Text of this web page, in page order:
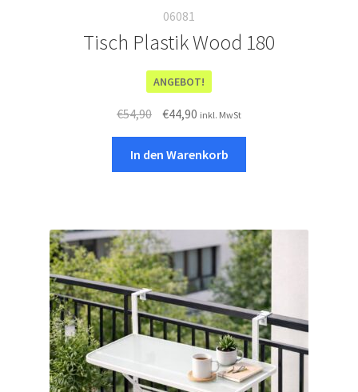
06081
Tisch Plastik Wood 180
ANGEBOT!
€54,90
Ursprünglicher
war:
€54,90
€44,90Aktueller
ist:
€44,90.
inkl. MwSt
In den Warenkorb